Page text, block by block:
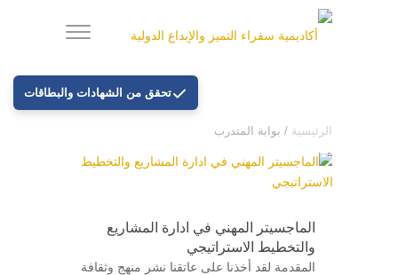
الرئيسية / بوابة المتدرب
الماجسيتر المهني في ادارة المشاريع
والتخطيط الاستراتيجي
المقدمة لقد أخذنا على عاتقنا نشر منهج وثقافة
تحقق من الشهادات والبطاقات